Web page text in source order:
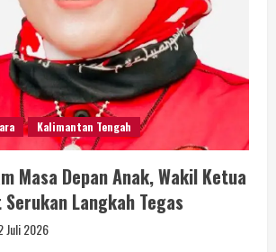
Kalimantan Tengah
Masa Depan Anak, Wakil Ketua
Serukan Langkah Tegas
Juli 2026